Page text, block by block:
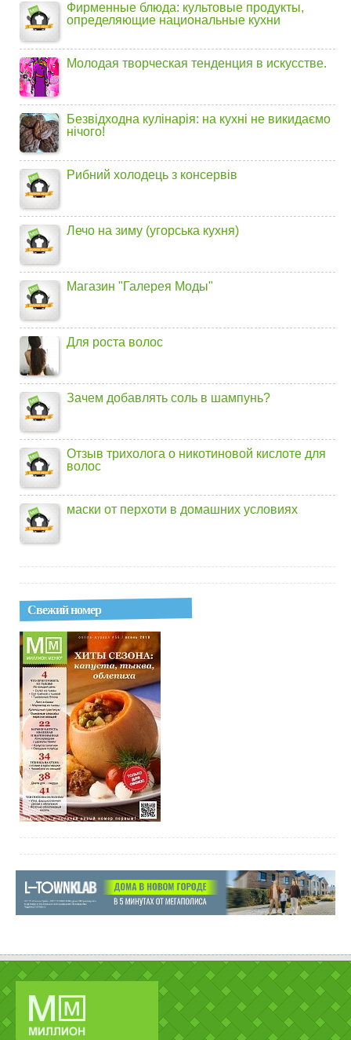
Фирменные блюда: культовые продукты,
определяющие национальные кухни
Молодая творческая тенденция в искусстве.
Безвідходна кулінарія: на кухні не викидаємо
нічого!
Рибний холодець з консервів
Лечо на зиму (угорська кухня)
Магазин "Галерея Моды"
Для роста волос
Зачем добавлять соль в шампунь?
Отзыв трихолога о никотиновой кислоте для
волос
маски от перхоти в домашних условиях
Свежий номер